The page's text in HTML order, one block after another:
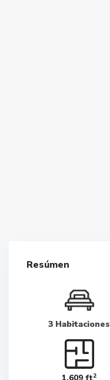
Resúmen
3 Habitaciones
2